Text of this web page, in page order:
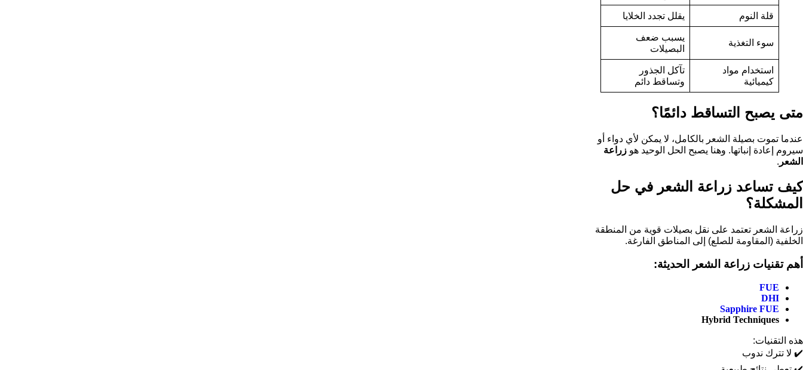
قلة النوم يقلل تجدد الخلايا
سوء التغذية
يسبب ضعف
البصيلات
استخدام مواد
كيميائية
تآكل الجذور
وتساقط دائم
متى يصبح التساقط دائمًا؟
عندما تموت بصيلة الشعر بالكامل، لا يمكن لأي دواء أو
سيروم إعادة إنباتها. وهنا يصبح الحل الوحيد هو زراعة
الشعر .
كيف تساعد زراعة الشعر في حل
المشكلة؟
زراعة الشعر تعتمد على نقل بصيلات قوية من المنطقة
الخلفية (المقاومة للصلع) إلى المناطق الفارغة.
أهم تقنيات زراعة الشعر الحديثة:
FUE
DHI
Sapphire FUE
Hybrid Techniques
هذه التقنيات:
✔️ لا تترك ندوب